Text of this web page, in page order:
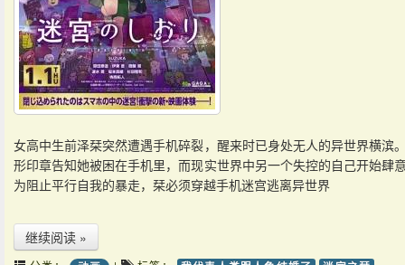
女高中生前泽栞突然遭遇手机碎裂，醒来时已身处无人的异世界横滨
形印章告知她被困在手机里，而现实世界中另一个失控的自己开始肆
为阻止平行自我的暴走，栞必须穿越手机迷宫逃离异世界
继续阅读 »